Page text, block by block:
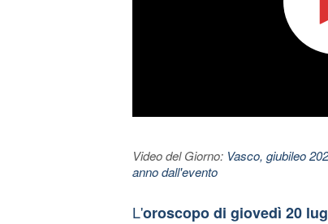
Video del Giorno: Vasco, giubileo
anno dall'evento
L'oroscopo di giovedì 20